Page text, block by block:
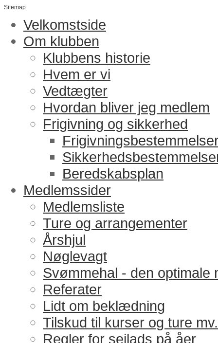
Sitemap
Velkomstside
Om klubben
Klubbens historie
Hvem er vi
Vedtægter
Hvordan bliver jeg medlem
Frigivning og sikkerhed
Beredskabsplan
Medlemssider
Medlemsliste
Ture og arrangementer
Årshjul
Nøglevagt
Svømmehal - den optimale
Referater
Lidt om beklædning
Tilskud til kurser og ture mv.
Regler for sejlads på åer